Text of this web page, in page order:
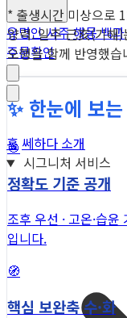
유명인 사주해몽 백과
주문확인
홈 쎄하다 소개
시그니처 서비스
* 출생시간 미상으로
양력. 일주 己亥(기해)
오행을 함께 반영했습
✨ 한눈에 보
🎯
정확도 기준 공개
조후 우선 · 고온·습
입니다.
🧭
핵심 보완축 수·화